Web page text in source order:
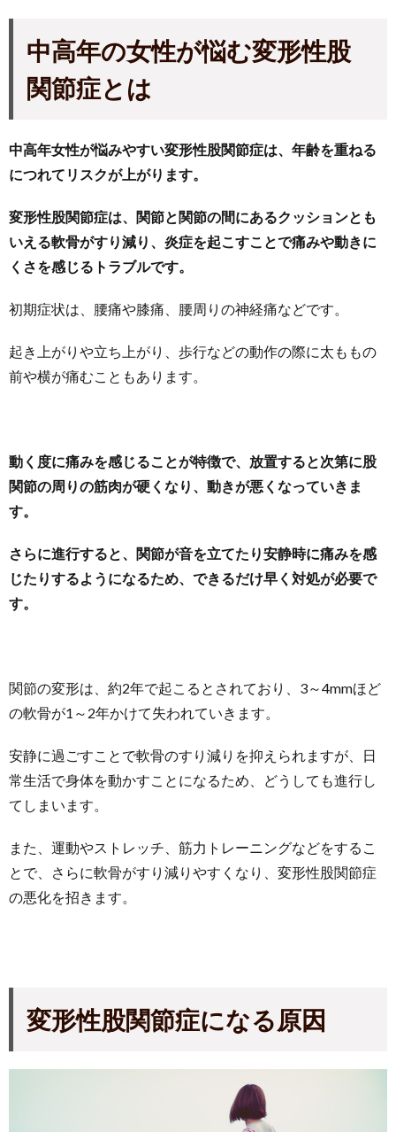
中高年の女性が悩む変形性股
関節症とは
中高年女性が悩みやすい変形性股関節症は、年齢を重ねる
につれてリスクが上がります。
変形性股関節症は、関節と関節の間にあるクッションとも
いえる軟骨がすり減り、炎症を起こすことで痛みや動きに
くさを感じるトラブルです。
初期症状は、腰痛や膝痛、腰周りの神経痛などです。
起き上がりや立ち上がり、歩行などの動作の際に太ももの
前や横が痛むこともあります。
動く度に痛みを感じることが特徴で、放置すると次第に股
関節の周りの筋肉が硬くなり、動きが悪くなっていきま
す。
さらに進行すると、関節が音を立てたり安静時に痛みを感
じたりするようになるため、できるだけ早く対処が必要で
す。
関節の変形は、約2年で起こるとされており、3～4mmほど
の軟骨が1～2年かけて失われていきます。
安静に過ごすことで軟骨のすり減りを抑えられますが、日
常生活で身体を動かすことになるため、どうしても進行し
てしまいます。
また、運動やストレッチ、筋力トレーニングなどをするこ
とで、さらに軟骨がすり減りやすくなり、変形性股関節症
の悪化を招きます。
変形性股関節症になる原因